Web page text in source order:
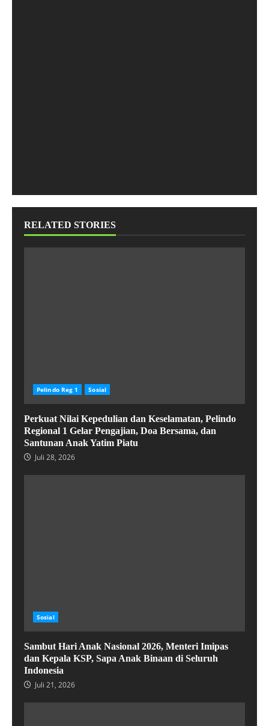
RELATED STORIES
Pelindo Reg 1 Sosial
Perkuat Nilai Kepedulian dan Keselamatan, Pelindo
Regional 1 Gelar Pengajian, Doa Bersama, dan
Santunan Anak Yatim Piatu
Juli 28, 2026
Sosial
Sambut Hari Anak Nasional 2026, Menteri Imipas
dan Kepala KSP, Sapa Anak Binaan di Seluruh
Indonesia
Juli 21, 2026